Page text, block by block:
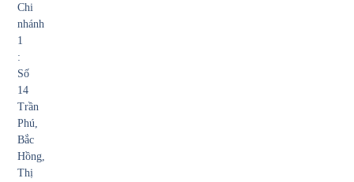
Chi
nhánh
1
:
Số
14
Trần
Phú,
Bắc
Hồng,
Thị